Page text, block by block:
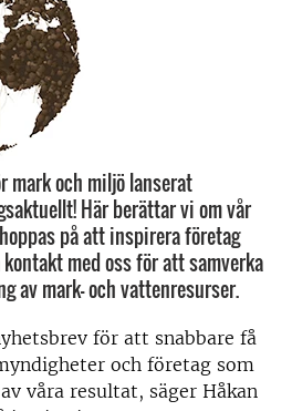
och miljö lanserat
Här berättar vi om vår
på att inspirera företag
med oss för att samverka
av mark- och vattenresurser.
för att snabbare få
och företag som
våra resultat, säger Håkan